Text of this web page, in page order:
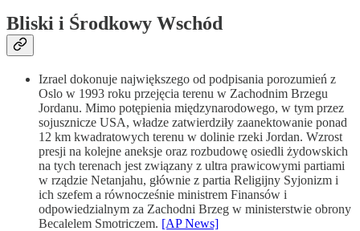
Bliski i Środkowy Wschód
Izrael dokonuje największego od podpisania porozumień z
Oslo w 1993 roku przejęcia terenu w Zachodnim Brzegu
Jordanu. Mimo potępienia międzynarodowego, w tym przez
sojusznicze USA, władze zatwierdziły zaanektowanie ponad
12 km kwadratowych terenu w dolinie rzeki Jordan. Wzrost
presji na kolejne aneksje oraz rozbudowę osiedli żydowskich
na tych terenach jest związany z ultra prawicowymi partiami
w rządzie Netanjahu, głównie z partia Religijny Syjonizm i
ich szefem a równocześnie ministrem Finansów i
odpowiedzialnym za Zachodni Brzeg w ministerstwie obrony
Becalelem Smotriczem. [AP News]